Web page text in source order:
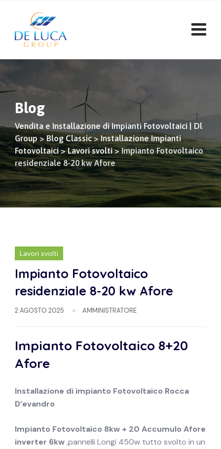
contenuto
Blog
Vendita e Installazione di Impianti Fotovoltaici | Dl
Group > Blog Classic> Installazione Impianti
Fotovoltaici>Lavori svolti>Impianto Fotovoltaico
residenziale 8-20 kw Afore
Lavori svolti
Impianto Fotovoltaico
residenziale 8-20 kw Afore
2 AGOSTO 2025 AMMINISTRATORE
Impianto Fotovoltaico 8+20
Afore
Installazione di impianto Fotovoltaico Rocca
D’evandro
Impianto Fotovoltaico 8kw + 20 Accumulo Afore
inverter 6kw,pannelli Longi 450w tutto svolto in un